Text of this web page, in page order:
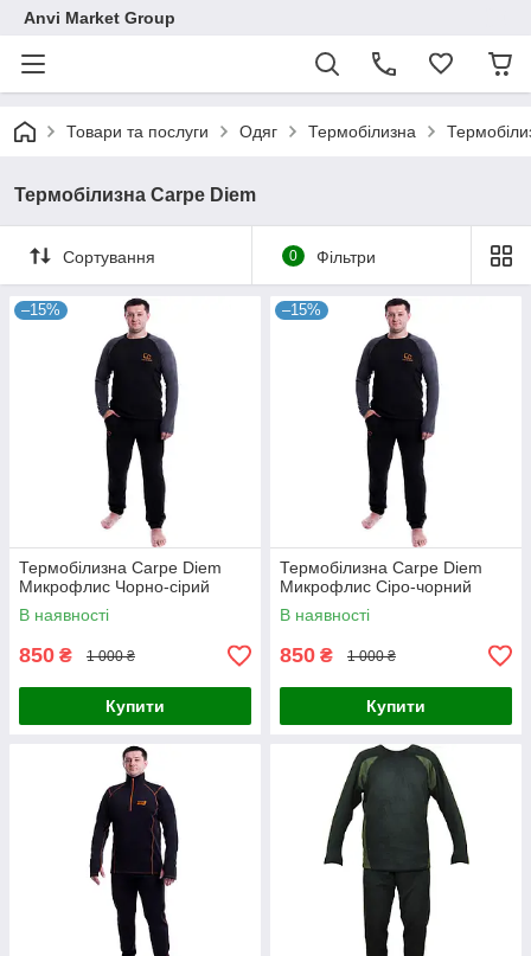
Anvi Market Group
Товари та послуги Одяг Термобілизна
Термобілизна Carpe Diem
Сортування 0 Фільтри
–15%
Термобілизна Carpe Diem
Микрофлис Чорно-сірий
В наявності
850 ₴ 1 000 ₴
Купити
–15%
Термобілизна Carpe Diem
Микрофлис Сіро-чорний
В наявності
850 ₴ 1 000 ₴
Купити